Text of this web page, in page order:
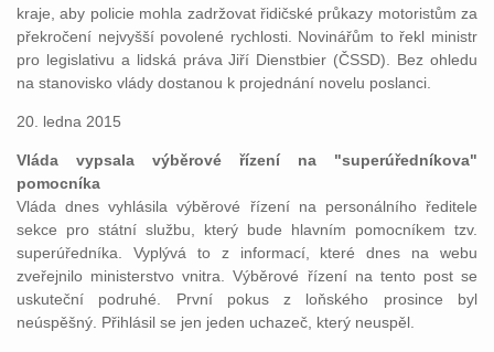
kraje, aby policie mohla zadržovat řidičské průkazy motoristům za
překročení nejvyšší povolené rychlosti. Novinářům to řekl ministr
pro legislativu a lidská práva Jiří Dienstbier (ČSSD). Bez ohledu
na stanovisko vlády dostanou k projednání novelu poslanci.
20. ledna 2015
Vláda vypsala výběrové řízení na "superúředníkova"
pomocníka
Vláda dnes vyhlásila výběrové řízení na personálního ředitele
sekce pro státní službu, který bude hlavním pomocníkem tzv.
superúředníka. Vyplývá to z informací, které dnes na webu
zveřejnilo ministerstvo vnitra. Výběrové řízení na tento post se
uskuteční podruhé. První pokus z loňského prosince byl
neúspěšný. Přihlásil se jen jeden uchazeč, který neuspěl.